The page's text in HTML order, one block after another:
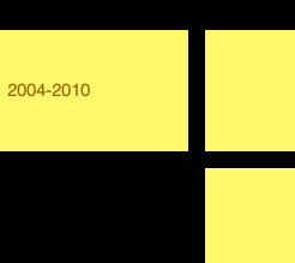
2004-2010